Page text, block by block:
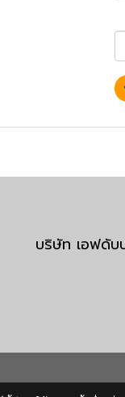
บริษัท เอฟดั